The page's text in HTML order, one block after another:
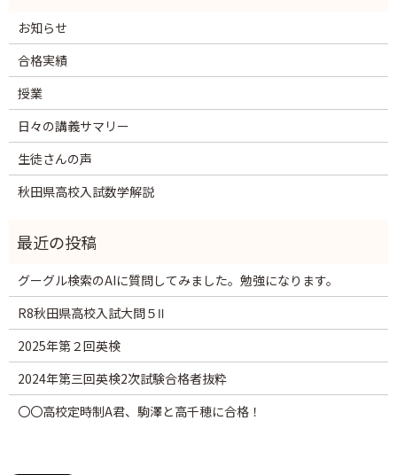
お知らせ
合格実績
授業
日々の講義サマリー
生徒さんの声
秋田県高校入試数学解説
グーグル検索のAIに質問してみました。勉強になります。
R8秋田県高校入試大問５Ⅱ
2025年第２回英検
2024年第三回英検2次試験合格者抜粋
〇〇高校定時制A君、駒澤と高千穂に合格！